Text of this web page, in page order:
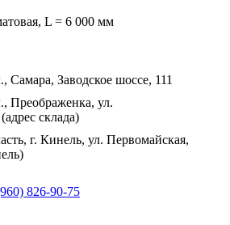
L = 6 000 мм
Самара, Заводское шоссе, 111
Преображенка, ул.
склада)
г. Кинель, ул. Первомайская,
826-90-75